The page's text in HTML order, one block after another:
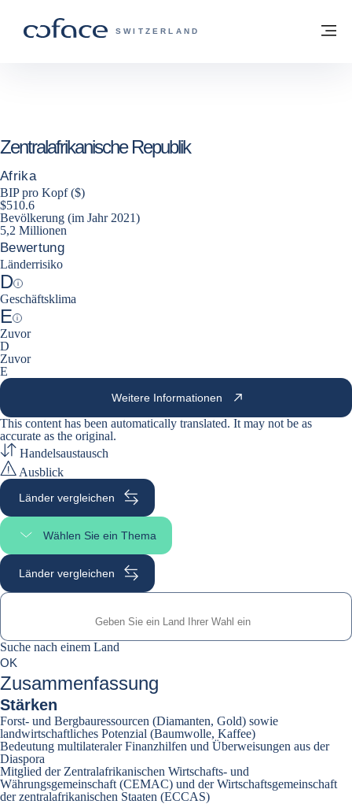
COFACE FOR TRADE - WEBSEITE DER
SWITZERLAND
Zurück zur Startseite
Zentralafrikanische Republik
Afrika
BIP pro Kopf ($)
$510.6
Bevölkerung (im Jahr 2021)
5,2 Millionen
Bewertung
Länderrisiko
D
Help
Geschäftsklima
E
Help
Zuvor
D
Zuvor
E
Weitere Informationen
This content has been automatically translated. It may not be as
accurate as the original.
Handelsaustausch
Ausblick
Länder vergleichen
Wählen Sie ein Thema
Seitenabschnitt auswählen
Länder vergleichen
Suche nach einem Land
0suggestions
Suche nach einem Land
OK
Zusammenfassung
Stärken
Forst- und Bergbauressourcen (Diamanten, Gold) sowie
landwirtschaftliches Potenzial (Baumwolle, Kaffee)
Bedeutung multilateraler Finanzhilfen und Überweisungen aus der
Diaspora
Mitglied der Zentralafrikanischen Wirtschafts- und
Währungsgemeinschaft (CEMAC) und der Wirtschaftsgemeinschaft
der zentralafrikanischen Staaten (ECCAS)